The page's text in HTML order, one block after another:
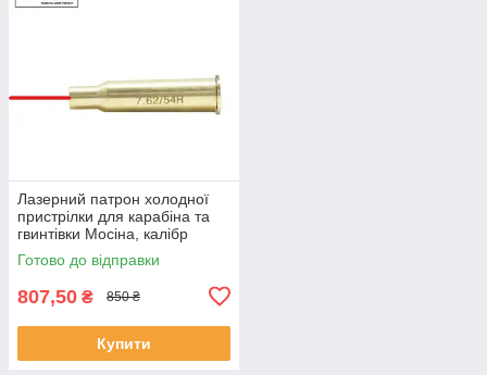
Лазерний патрон холодної
пристрілки для карабіна та
гвинтівки Мосіна, калібр
7.62х54R.
Готово до відправки
807,50 ₴ 850 ₴
Купити